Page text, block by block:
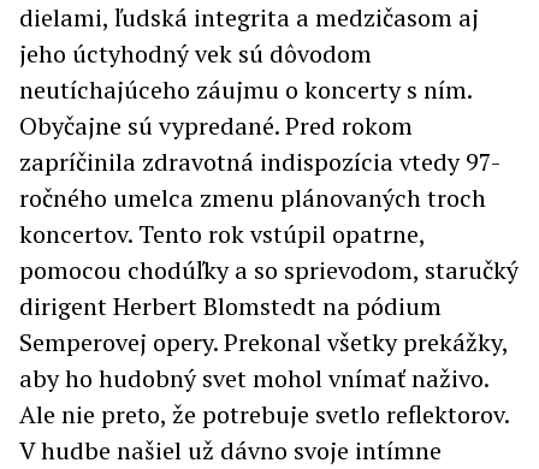
dielami, ľudská integrita a medzičasom aj
jeho úctyhodný vek sú dôvodom
neutíchajúceho záujmu o koncerty s ním.
Obyčajne sú vypredané. Pred rokom
zapríčinila zdravotná indispozícia vtedy 97-
ročného umelca zmenu plánovaných troch
koncertov. Tento rok vstúpil opatrne,
pomocou chodúľky a so sprievodom, staručký
dirigent Herbert Blomstedt na pódium
Semperovej opery. Prekonal všetky prekážky,
aby ho hudobný svet mohol vnímať naživo.
Ale nie preto, že potrebuje svetlo reflektorov.
V hudbe našiel už dávno svoje intímne